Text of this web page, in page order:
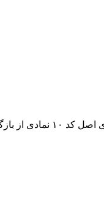
در روزگاری که بیشتر محصولات